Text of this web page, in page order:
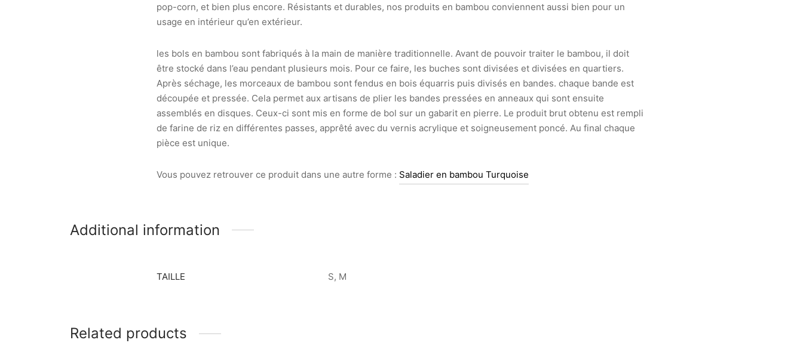
pop-corn, et bien plus encore. Résistants et durables, nos produits en bambou conviennent aussi bien pour un
usage en intérieur qu’en extérieur.
les bols en bambou sont fabriqués à la main de manière traditionnelle. Avant de pouvoir traiter le bambou, il doit
être stocké dans l’eau pendant plusieurs mois. Pour ce faire, les buches sont divisées et divisées en quartiers.
Après séchage, les morceaux de bambou sont fendus en bois équarris puis divisés en bandes. chaque bande est
découpée et pressée. Cela permet aux artisans de plier les bandes pressées en anneaux qui sont ensuite
assemblés en disques. Ceux-ci sont mis en forme de bol sur un gabarit en pierre. Le produit brut obtenu est rempli
de farine de riz en différentes passes, apprêté avec du vernis acrylique et soigneusement poncé. Au final chaque
pièce est unique.
Vous pouvez retrouver ce produit dans une autre forme : Saladier en bambou Turquoise
Additional information
TAILLE S, M
Related products